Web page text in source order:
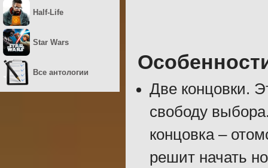
Две концовки.
свободу
концовка –
решит начать
Half-Life
Star Wars
Все антологии